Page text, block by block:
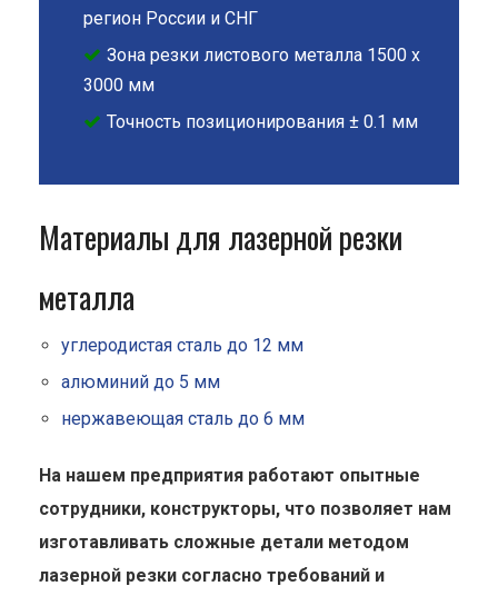
регион России и СНГ
Зона резки листового металла 1500 х
3000 мм
Точность позиционирования ± 0.1 мм
Материалы для лазерной резки
металла
углеродистая сталь до 12 мм
алюминий до 5 мм
нержавеющая сталь до 6 мм
На нашем предприятия работают опытные
сотрудники, конструкторы, что позволяет нам
изготавливать сложные детали методом
лазерной резки согласно требований и